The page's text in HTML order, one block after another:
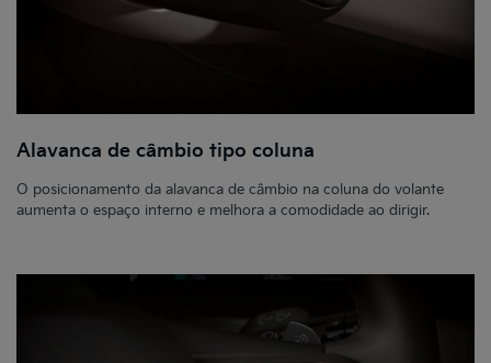
Alavanca de câmbio tipo coluna
O posicionamento da alavanca de câmbio na coluna do volante
aumenta o espaço interno e melhora a comodidade ao dirigir.